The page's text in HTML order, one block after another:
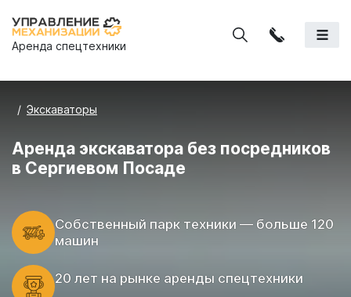
Аренда спецтехники
Экскаваторы
Аренда экскаватора без посредников
в Сергиевом Посаде
Cобственный парк техники — больше 120
машин
20 лет на рынке аренды спецтехники